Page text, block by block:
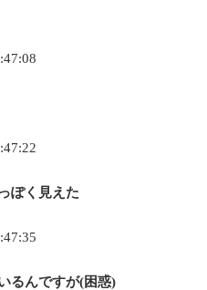
ぽく見えた
るんですが(困惑)